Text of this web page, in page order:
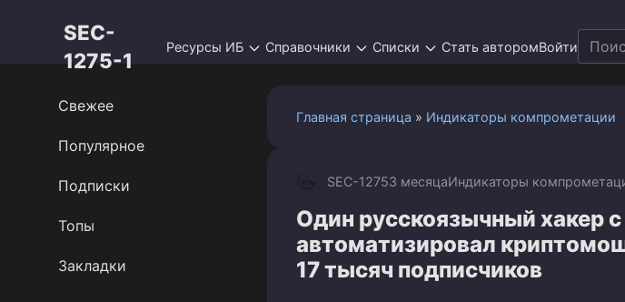
SEC-
1275-1
Ресурсы ИБ Справочники Списки Стать авторомВойти Search
for:
Главная страница » Индикаторы компрометации
SEC-12753 месяцаИндикаторы
Один русскоязычный хакер
автоматизировал
17 тысяч подписчиков
Свежее
Популярное
Подписки
Топы
Закладки